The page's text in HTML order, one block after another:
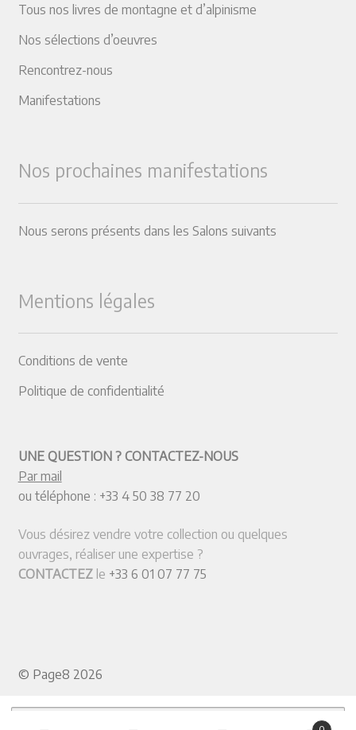
Tous nos livres de montagne et d’alpinisme
Nos sélections d’oeuvres
Rencontrez-nous
Manifestations
Nos prochaines manifestations
Nous serons présents dans les Salons suivants
Mentions légales
Conditions de vente
Politique de confidentialité
UNE QUESTION ? CONTACTEZ-NOUS
Par mail
ou téléphone : +33 4 50 38 77 20
Vous désirez vendre votre collection ou quelques
ouvrages, réaliser une expertise ?
CONTACTEZle +33 6 01 07 77 75
© Page8 2026
Recherche pour :